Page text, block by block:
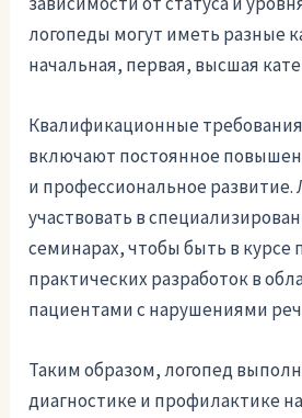
логопеды могут иметь разные
начальная, первая, высшая
Квалификационные
включают постоянное
и профессиональное
участвовать в
семинарах, чтобы быть в курсе
практических разработок в
пациентами с нарушениями
Таким образом, логопед
диагностике и профилактике